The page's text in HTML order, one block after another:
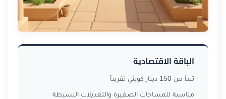
الباقة الاقتصادية
تبدأ من 150 دينار كويتي تقريباً
مناسبة للمساحات الصغيرة والتعديلات البسيطة